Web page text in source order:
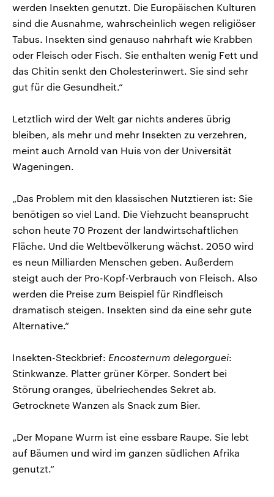
werden Insekten genutzt. Die Europäischen Kulturen
sind die Ausnahme, wahrscheinlich wegen religiöser
Tabus. Insekten sind genauso nahrhaft wie Krabben
oder Fleisch oder Fisch. Sie enthalten wenig Fett und
das Chitin senkt den Cholesterinwert. Sie sind sehr
gut für die Gesundheit.“
Letztlich wird der Welt gar nichts anderes übrig
bleiben, als mehr und mehr Insekten zu verzehren,
meint auch Arnold van Huis von der Universität
Wageningen.
„Das Problem mit den klassischen Nutztieren ist: Sie
benötigen so viel Land. Die Viehzucht beansprucht
schon heute 70 Prozent der landwirtschaftlichen
Fläche. Und die Weltbevölkerung wächst. 2050 wird
es neun Milliarden Menschen geben. Außerdem
steigt auch der Pro-Kopf-Verbrauch von Fleisch. Also
werden die Preise zum Beispiel für Rindfleisch
dramatisch steigen. Insekten sind da eine sehr gute
Alternative.“
Insekten-Steckbrief: Encosternum delegorguei:
Stinkwanze. Platter grüner Körper. Sondert bei
Störung oranges, übelriechendes Sekret ab.
Getrocknete Wanzen als Snack zum Bier.
„Der Mopane Wurm ist eine essbare Raupe. Sie lebt
auf Bäumen und wird im ganzen südlichen Afrika
genutzt.“